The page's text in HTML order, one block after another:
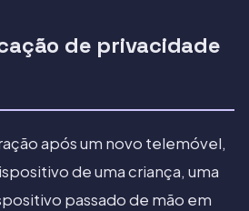
de privacidade
após um novo telemóvel,
de uma criança, uma
passado de mão em